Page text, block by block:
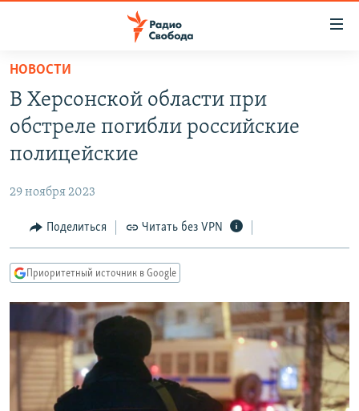
упрощенного
доступа
Вернуться
основному
Вернутся
Вернутся
ПОДКАСТЫ
АВТОРСКИЕ ПРОЕКТЫ
МНЕНИЯ
КУЛЬТУРА
КАВКАЗ.РЕАЛИИ
СЕВЕР.РЕАЛИИ
СИБИРЬ.РЕАЛИИ
РАСПИСАНИЕ ВЕЩАНИЯ
ПОДПИШИТЕСЬ НА РАССЫЛКУ
НОВОСТИ
В Херсонской области при
обстреле погибли российские
полицейские
29 ноября 2023
Поделиться Читать без VPN
Приоритетный источник в Google